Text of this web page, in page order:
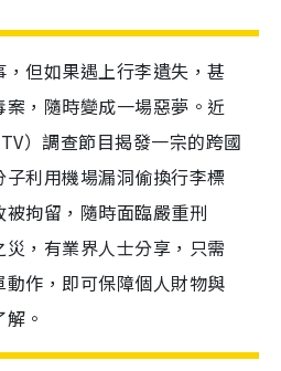
但如果遇上行李遺失，甚
，隨時變成一場惡夢。近
）調查節目揭發一宗的跨國
利用機場漏洞偷換行李標
拘留，隨時面臨嚴重刑
，有業界人士分享，只需
作，即可保障個人財物與
。